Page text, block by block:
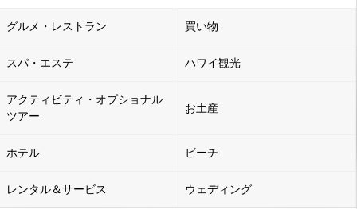
グルメ・レストラン 買い物
スパ・エステ ハワイ観光
アクティビティ・オプショナル
ツアー
お土産
ホテル ビーチ
レンタル＆サービス ウェディング